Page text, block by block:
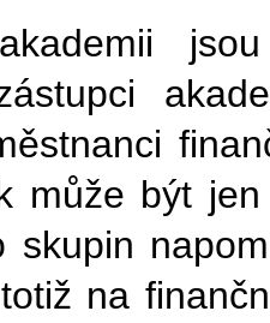
může být
skupin
na